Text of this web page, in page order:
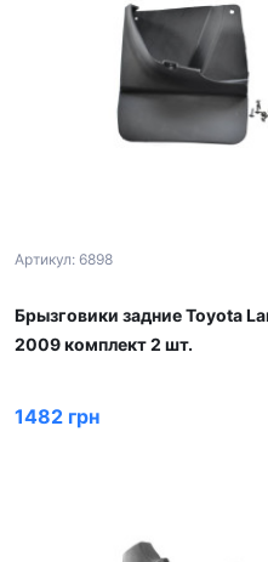
Артикул: 6898
Брызговики задние Toyota
2009 комплект 2 шт.
1482 грн